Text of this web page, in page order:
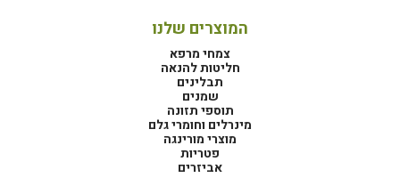
המוצרים שלנו
צמחי מרפא
חליטות להנאה
תבלינים
שמנים
תוספי תזונה
מינרלים וחומרי גלם
מוצרי מורינגה
פטריות
אביזרים